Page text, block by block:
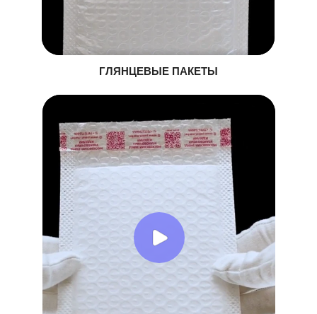
ГЛЯНЦЕВЫЕ ПАКЕТЫ